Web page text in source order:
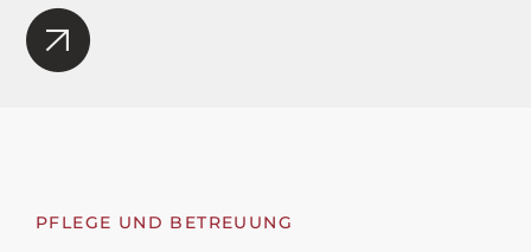
PFLEGE UND BETREUUNG